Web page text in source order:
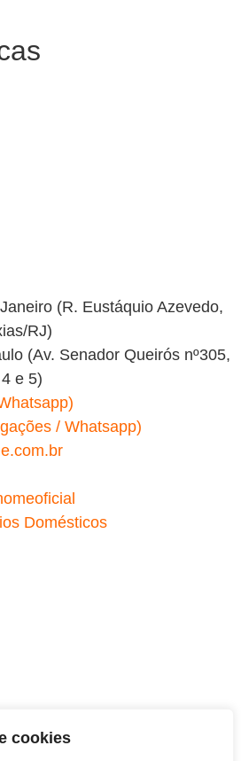
cookies
(R. Eustáquio Azevedo,
RJ)
(Av. Senador Queirós nº305,
e 5)
/ Whatsapp)
Domésticos